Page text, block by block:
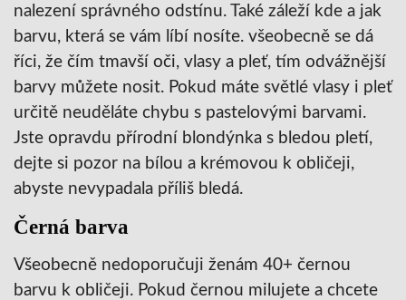
nalezení správného odstínu. Také záleží kde a jak
barvu, která se vám líbí nosíte. všeobecně se dá
říci, že čím tmavší oči, vlasy a pleť, tím odvážnější
barvy můžete nosit. Pokud máte světlé vlasy i pleť
určitě neuděláte chybu s pastelovými barvami.
Jste opravdu přírodní blondýnka s bledou pletí,
dejte si pozor na bílou a krémovou k obličeji,
abyste nevypadala příliš bledá.
Černá barva
Všeobecně nedoporučuji ženám 40+ černou
barvu k obličeji. Pokud černou milujete a chcete